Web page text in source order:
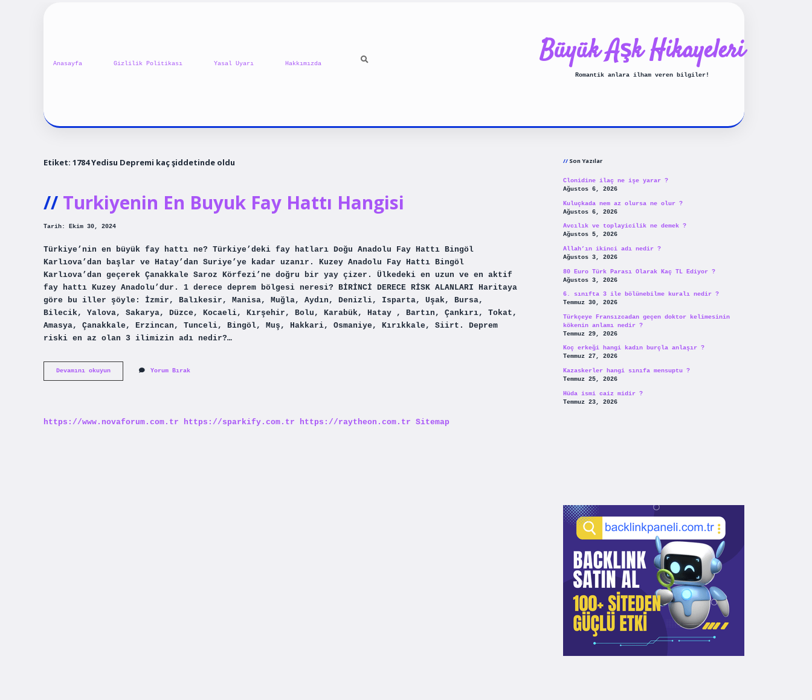
Anasayfa Gizlilik Politikası Yasal Uyarı Hakkımızda Büyük Aşk Hikayeleri
Romantik anlara ilham veren bilgiler!
Etiket: 1784 Yedisu Depremi kaç şiddetinde oldu
Turkiyenin En Buyuk Fay Hattı Hangisi
Tarih: Ekim 30, 2024
Türkiye’nin en büyük fay hattı ne? Türkiye’deki fay hatları Doğu Anadolu Fay Hattı Bingöl
Karlıova’dan başlar ve Hatay’dan Suriye’ye kadar uzanır. Kuzey Anadolu Fay Hattı Bingöl
Karlıova’dan geçerek Çanakkale Saroz Körfezi’ne doğru bir yay çizer. Ülkedeki en uzun ve en aktif
fay hattı Kuzey Anadolu’dur. 1 derece deprem bölgesi neresi? BİRİNCİ DERECE RİSK ALANLARI Haritaya
göre bu iller şöyle: İzmir, Balıkesir, Manisa, Muğla, Aydın, Denizli, Isparta, Uşak, Bursa,
Bilecik, Yalova, Sakarya, Düzce, Kocaeli, Kırşehir, Bolu, Karabük, Hatay , Bartın, Çankırı, Tokat,
Amasya, Çanakkale, Erzincan, Tunceli, Bingöl, Muş, Hakkari, Osmaniye, Kırıkkale, Siirt. Deprem
riski en az olan 3 ilimizin adı nedir?…
Devamını okuyunTurkiyenin
En
Yorum Bırak
https://www.novaforum.com.tr https://sparkify.com.tr https://raytheon.com.tr Sitemap
Son Yazılar
Clonidine ilaç ne işe yarar ?
Ağustos 6, 2026
Kuluçkada nem az olursa ne olur ?
Ağustos 6, 2026
Avcılık ve toplayicilik ne demek ?
Ağustos 5, 2026
Allah’ın ikinci adı nedir ?
Ağustos 3, 2026
80 Euro Türk Parası Olarak Kaç TL Ediyor ?
Ağustos 3, 2026
6. sınıfta 3 ile bölünebilme kuralı nedir ?
Temmuz 30, 2026
Türkçeye Fransızcadan geçen doktor kelimesinin
kökenin anlamı nedir ?
Temmuz 29, 2026
Koç erkeği hangi kadın burçla anlaşır ?
Temmuz 27, 2026
Kazaskerler hangi sınıfa mensuptu ?
Temmuz 25, 2026
Hüda ismi caiz midir ?
Temmuz 23, 2026